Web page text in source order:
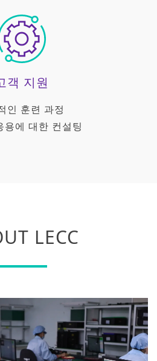
객 지원
인 훈련 과정
용에 대한 컨설팅
LECC